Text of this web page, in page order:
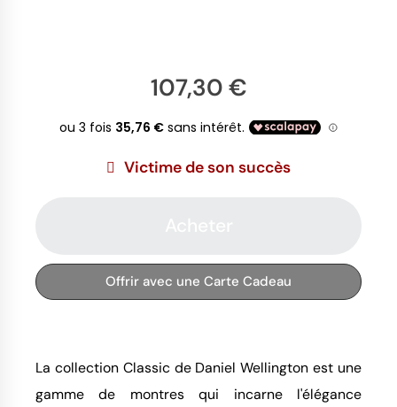
107,30 €
Victime de son succès
Offrir avec une Carte Cadeau
La collection Classic de Daniel Wellington est une
gamme de montres qui incarne l'élégance